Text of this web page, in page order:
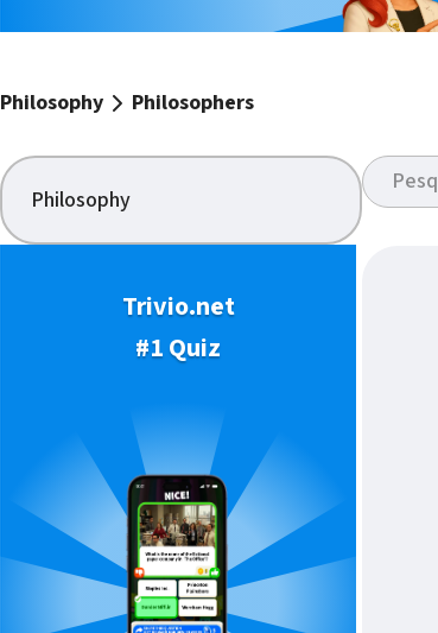
Philosophy Philosophers
Philosophy
Trivio.net
#1 Quiz